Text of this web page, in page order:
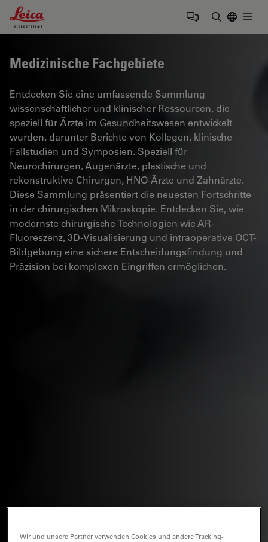
Leica Microsystems Logo
Medizinische Fachgebiete
Entdecken Sie eine umfassende Sammlung
wissenschaftlicher und klinischer Ressourcen, die
speziell für Ärzte im Gesundheitswesen entwickelt
wurden, darunter Berichte von Kollegen, klinische
Fallstudien und Symposien. Speziell für
Neurochirurgen, Augenärzte, plastische und
rekonstruktive Chirurgen, HNO-Ärzte und Zahnärzte.
Diese Sammlung präsentiert die neuesten Fortschritte
in der chirurgischen Mikroskopie. Entdecken Sie, wie
modernste chirurgische Technologien wie AR-
Fluoreszenz, 3D-Visualisierung und intraoperative OCT-
Bildgebung eine sichere Entscheidungsfindung und
Präzision bei komplexen Eingriffen ermöglichen.
Wir und unsere Partner verwenden Cookies und andere Tracking-